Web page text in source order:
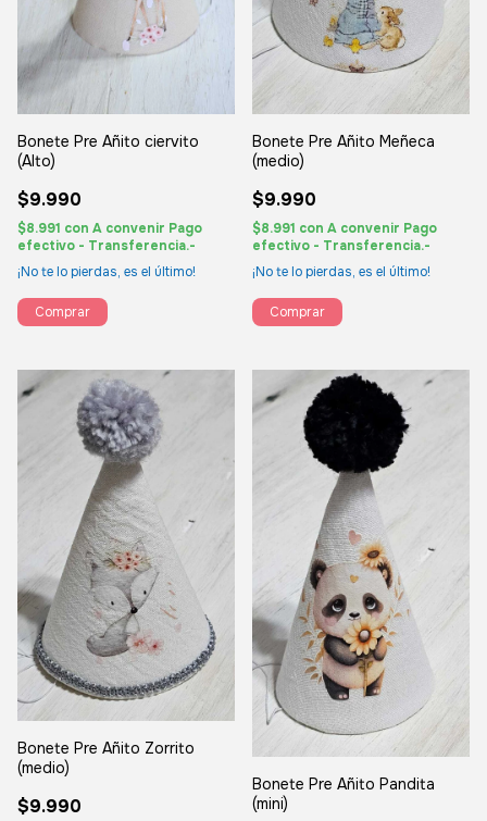
Bonete Pre Añito ciervito
(Alto)
$9.990
$8.991 con A convenir Pago
efectivo - Transferencia.-
¡No te lo pierdas, es el último!
Comprar
Bonete Pre Añito Meñeca
(medio)
$9.990
$8.991 con A convenir Pago
efectivo - Transferencia.-
¡No te lo pierdas, es el último!
Comprar
Bonete Pre Añito Zorrito
(medio)
$9.990
Bonete Pre Añito Pandita
(mini)